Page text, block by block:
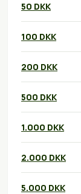
50 DKK
100 DKK
200 DKK
500 DKK
1.000 DKK
2.000 DKK
5.000 DKK